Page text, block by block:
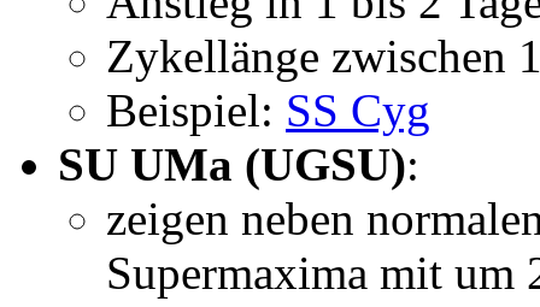
Zykellänge zwischen
Beispiel: SS Cyg
SU UMa (UGSU):
zeigen neben
Supermaxima mit um